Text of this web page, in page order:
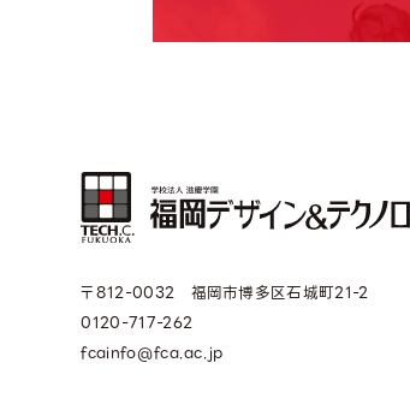
〒812-0032 福岡市博多区石城町21-2
0120-717-262
fcainfo@fca.ac.jp